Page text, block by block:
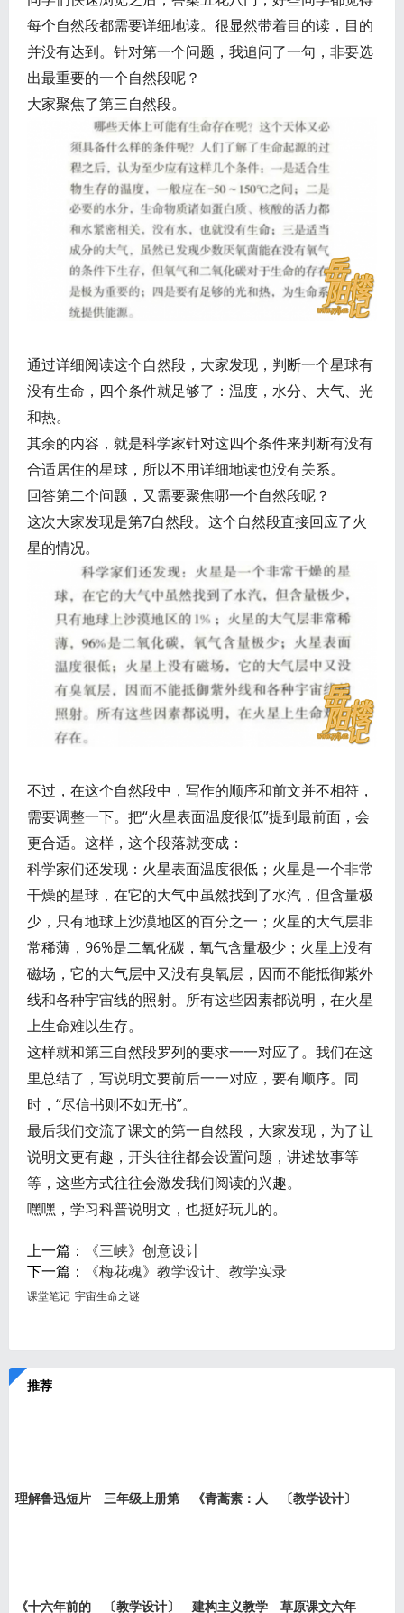
每个自然段都需要详细地读。很显然带着目的读，目的
并没有达到。针对第一个问题，我追问了一句，非要选
出最重要的一个自然段呢？
大家聚焦了第三自然段。
通过详细阅读这个自然段，大家发现，判断一个星球有
没有生命，四个条件就足够了：温度，水分、大气、光
和热。
其余的内容，就是科学家针对这四个条件来判断有没有
合适居住的星球，所以不用详细地读也没有关系。
回答第二个问题，又需要聚焦哪一个自然段呢？
这次大家发现是第7自然段。这个自然段直接回应了火
星的情况。
不过，在这个自然段中，写作的顺序和前文并不相符，
需要调整一下。把“火星表面温度很低”提到最前面，会
更合适。这样，这个段落就变成：
科学家们还发现：火星表面温度很低；火星是一个非常
干燥的星球，在它的大气中虽然找到了水汽，但含量极
少，只有地球上沙漠地区的百分之一；火星的大气层非
常稀薄，96%是二氧化碳，氧气含量极少；火星上没有
磁场，它的大气层中又没有臭氧层，因而不能抵御紫外
线和各种宇宙线的照射。所有这些因素都说明，在火星
上生命难以生存。
这样就和第三自然段罗列的要求一一对应了。我们在这
里总结了，写说明文要前后一一对应，要有顺序。同
时，“尽信书则不如无书”。
最后我们交流了课文的第一自然段，大家发现，为了让
说明文更有趣，开头往往都会设置问题，讲述故事等
等，这些方式往往会激发我们阅读的兴趣。
嘿嘿，学习科普说明文，也挺好玩儿的。
上一篇：
《三峡》创意设计
下一篇：
《梅花魂》教学设计、教学实录
课堂笔记 宇宙生命之谜
推荐
理解鲁迅短片
三年级上册第
《青蒿素：人
〔教学设计〕
《十六年前的 〔教学设计〕 建构主义教学 草原课文六年